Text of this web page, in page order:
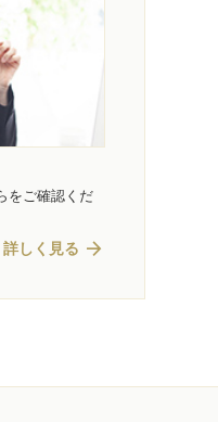
をご確認くだ
詳しく見る arrow_forward